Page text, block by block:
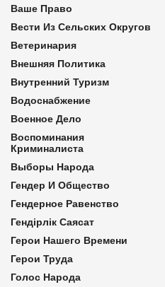
Ваше Право
Вести Из Сельских Округов
Ветеринария
Внешняя Политика
Внутренний Туризм
Водоснабжение
Военное Дело
Воспоминания
Криминалиста
Выборы Народа
Гендер И Общество
Гендерное Равенство
Гендірлік Саясат
Герои Нашего Времени
Герои Труда
Голос Народа